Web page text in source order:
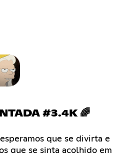
#3.4K 🌈
que se divirta e
que se sinta acolhido em